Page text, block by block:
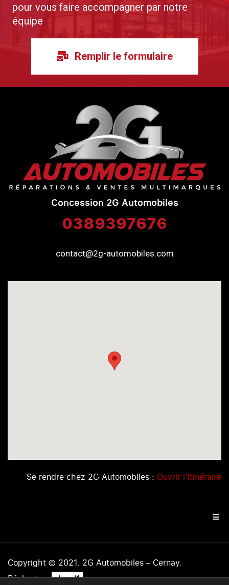
pour vous faire accompagner par notre
équipe
Remplir le formulaire
Concession 2G Automobiles
0389397676
contact@2g-automobiles.com
Se rendre chez 2G Automobiles : Ouvrir l’itinéraire
Copyright © 2021. 2G Automobiles – Cernay.
Réalisation .level1